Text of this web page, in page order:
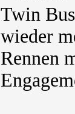
Twin
wieder
Rennen